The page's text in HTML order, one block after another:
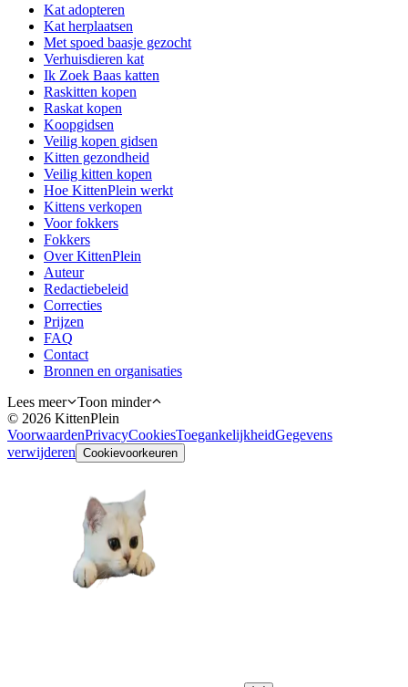
Kat adopteren
Kat herplaatsen
Met spoed baasje gezocht
Verhuisdieren kat
Ik Zoek Baas katten
Raskitten kopen
Raskat kopen
Koopgidsen
Veilig kopen gidsen
Kitten gezondheid
Veilig kitten kopen
Hoe KittenPlein werkt
Kittens verkopen
Voor fokkers
Fokkers
Over KittenPlein
Auteur
Redactiebeleid
Correcties
Prijzen
FAQ
Contact
Bronnen en organisaties
Lees meer
Toon minder
© 2026 KittenPlein
VoorwaardenPrivacyCookiesToegankelijkheidGegevens
verwijderen Cookievoorkeuren